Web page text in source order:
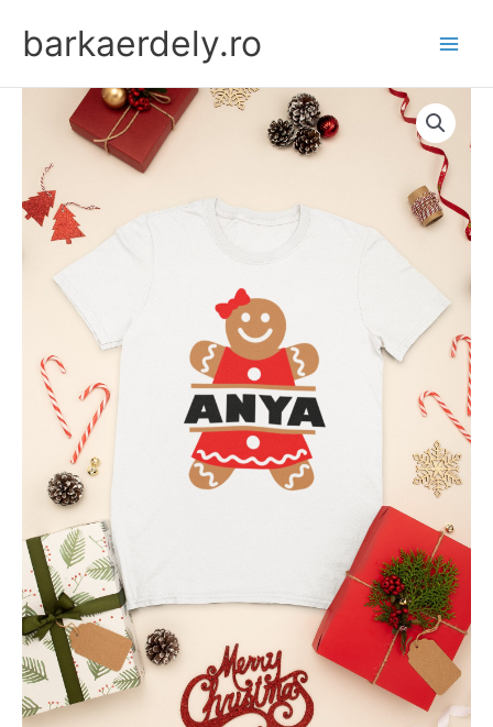
contentbarkaerdely.ro